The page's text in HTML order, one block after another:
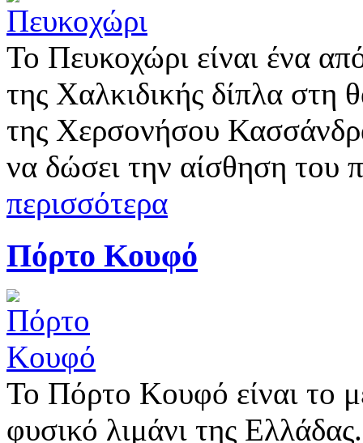
Το Πευκοχώρι είναι ένα
της Χαλκιδικής δίπλα στη
της Χερσονήσου
να δώσει την αίσθηση του
περισσότερα
Πόρτο Κουφό
Το Πόρτο Κουφό είναι το
φυσικό λιμάνι της